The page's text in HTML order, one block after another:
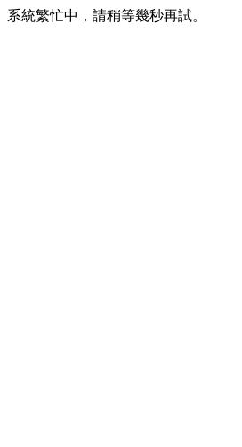
系統繁忙中，請稍等幾秒再試。